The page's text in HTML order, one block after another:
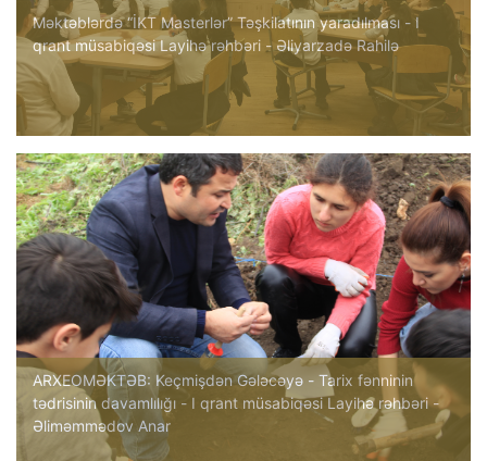
Məktəblərdə “İKT Masterlər” Təşkilatının yaradılması - I
qrant müsabiqəsi Layihə rəhbəri - Əliyarzadə Rahilə
ARXEOMƏKTƏB: Keçmişdən Gələcəyə - Tarix fənninin
tədrisinin davamlılığı - I qrant müsabiqəsi Layihə rəhbəri -
Əliməmmədov Anar